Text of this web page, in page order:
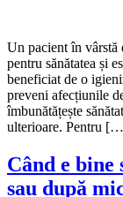
Un pacient în vârstă
pentru sănătatea și
beneficiat de o
preveni afecțiunile
îmbunătățește
ulterioare. Pentru
Când e bine
sau după